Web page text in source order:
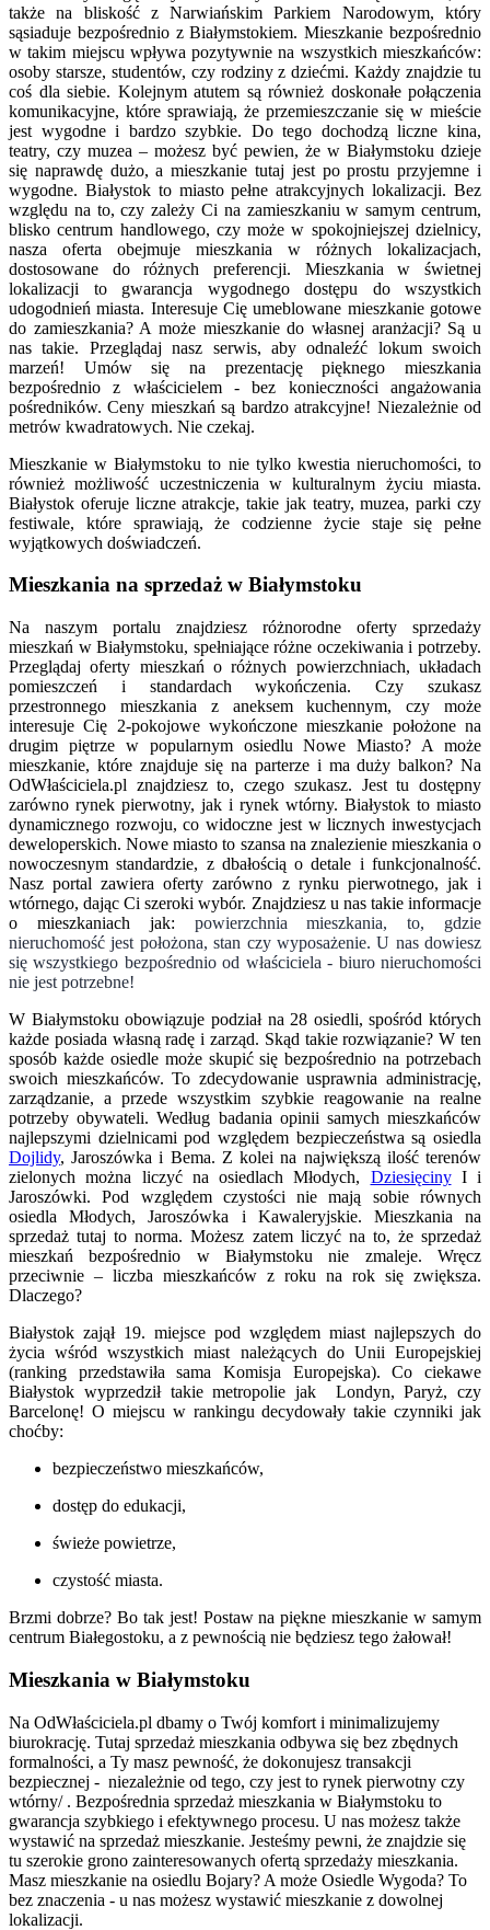
także na bliskość z Narwiańskim Parkiem Narodowym, który
sąsiaduje bezpośrednio z Białymstokiem. Mieszkanie bezpośrednio
w takim miejscu wpływa pozytywnie na wszystkich mieszkańców:
osoby starsze, studentów, czy rodziny z dziećmi. Każdy znajdzie tu
coś dla siebie. Kolejnym atutem są również doskonałe połączenia
komunikacyjne, które sprawiają, że przemieszczanie się w mieście
jest wygodne i bardzo szybkie. Do tego dochodzą liczne kina,
teatry, czy muzea – możesz być pewien, że w Białymstoku dzieje
się naprawdę dużo, a mieszkanie tutaj jest po prostu przyjemne i
wygodne. Białystok to miasto pełne atrakcyjnych lokalizacji. Bez
względu na to, czy zależy Ci na zamieszkaniu w samym centrum,
blisko centrum handlowego, czy może w spokojniejszej dzielnicy,
nasza oferta obejmuje mieszkania w różnych lokalizacjach,
dostosowane do różnych preferencji. Mieszkania w świetnej
lokalizacji to gwarancja wygodnego dostępu do wszystkich
udogodnień miasta. Interesuje Cię umeblowane mieszkanie gotowe
do zamieszkania? A może mieszkanie do własnej aranżacji? Są u
nas takie. Przeglądaj nasz serwis, aby odnaleźć lokum swoich
marzeń! Umów się na prezentację pięknego mieszkania
bezpośrednio z właścicielem - bez konieczności angażowania
pośredników. Ceny mieszkań są bardzo atrakcyjne! Niezależnie od
metrów kwadratowych. Nie czekaj.
Mieszkanie w Białymstoku to nie tylko kwestia nieruchomości, to
również możliwość uczestniczenia w kulturalnym życiu miasta.
Białystok oferuje liczne atrakcje, takie jak teatry, muzea, parki czy
festiwale, które sprawiają, że codzienne życie staje się pełne
wyjątkowych doświadczeń.
Mieszkania na sprzedaż w Białymstoku
Na naszym portalu znajdziesz różnorodne oferty sprzedaży
mieszkań w Białymstoku, spełniające różne oczekiwania i potrzeby.
Przeglądaj oferty mieszkań o różnych powierzchniach, układach
pomieszczeń i standardach wykończenia. Czy szukasz
przestronnego mieszkania z aneksem kuchennym, czy może
interesuje Cię 2-pokojowe wykończone mieszkanie położone na
drugim piętrze w popularnym osiedlu Nowe Miasto? A może
mieszkanie, które znajduje się na parterze i ma duży balkon? Na
OdWłaściciela.pl znajdziesz to, czego szukasz. Jest tu dostępny
zarówno rynek pierwotny, jak i rynek wtórny. Białystok to miasto
dynamicznego rozwoju, co widoczne jest w licznych inwestycjach
deweloperskich. Nowe miasto to szansa na znalezienie mieszkania o
nowoczesnym standardzie, z dbałością o detale i funkcjonalność.
Nasz portal zawiera oferty zarówno z rynku pierwotnego, jak i
wtórnego, dając Ci szeroki wybór. Znajdziesz u nas takie informacje
o mieszkaniach jak: powierzchnia mieszkania, to, gdzie
nieruchomość jest położona, stan czy wyposażenie. U nas dowiesz
się wszystkiego bezpośrednio od właściciela - biuro nieruchomości
nie jest potrzebne!
W Białymstoku obowiązuje podział na 28 osiedli, spośród których
każde posiada własną radę i zarząd. Skąd takie rozwiązanie? W ten
sposób każde osiedle może skupić się bezpośrednio na potrzebach
swoich mieszkańców. To zdecydowanie usprawnia administrację,
zarządzanie, a przede wszystkim szybkie reagowanie na realne
potrzeby obywateli. Według badania opinii samych mieszkańców
najlepszymi dzielnicami pod względem bezpieczeństwa są osiedla
Dojlidy, Jaroszówka i Bema. Z kolei na największą ilość terenów
zielonych można liczyć na osiedlach Młodych, DziesięcinyI i
Jaroszówki. Pod względem czystości nie mają sobie równych
osiedla Młodych, Jaroszówka i Kawaleryjskie. Mieszkania na
sprzedaż tutaj to norma. Możesz zatem liczyć na to, że sprzedaż
mieszkań bezpośrednio w Białymstoku nie zmaleje. Wręcz
przeciwnie – liczba mieszkańców z roku na rok się zwiększa.
Dlaczego?
Białystok zajął 19. miejsce pod względem miast najlepszych do
życia wśród wszystkich miast należących do Unii Europejskiej
(ranking przedstawiła sama Komisja Europejska). Co ciekawe
Białystok wyprzedził takie metropolie jak Londyn, Paryż, czy
Barcelonę! O miejscu w rankingu decydowały takie czynniki jak
choćby:
bezpieczeństwo mieszkańców,
dostęp do edukacji,
świeże powietrze,
czystość miasta.
Brzmi dobrze? Bo tak jest! Postaw na piękne mieszkanie w samym
centrum Białegostoku, a z pewnością nie będziesz tego żałował!
Mieszkania w Białymstoku
Na OdWłaściciela.pl dbamy o Twój komfort i minimalizujemy
biurokrację. Tutaj sprzedaż mieszkania odbywa się bez zbędnych
formalności, a Ty masz pewność, że dokonujesz transakcji
bezpiecznej - niezależnie od tego, czy jest to rynek pierwotny czy
wtórny/ . Bezpośrednia sprzedaż mieszkania w Białymstoku to
gwarancja szybkiego i efektywnego procesu. U nas możesz także
wystawić na sprzedaż mieszkanie. Jesteśmy pewni, że znajdzie się
tu szerokie grono zainteresowanych ofertą sprzedaży mieszkania.
Masz mieszkanie na osiedlu Bojary? A może Osiedle Wygoda? To
bez znaczenia - u nas możesz wystawić mieszkanie z dowolnej
lokalizacji.